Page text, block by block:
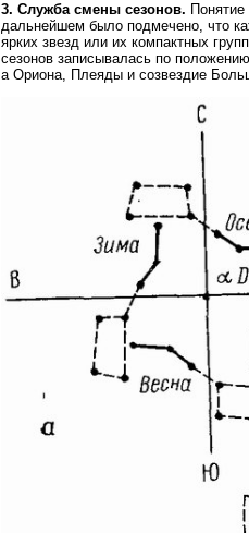
3. Служба смены сезонов.
дальнейшем было подмечено, что
ярких звезд или их компактных
сезонов записывалась по
а Ориона, Плеяды и созвездие